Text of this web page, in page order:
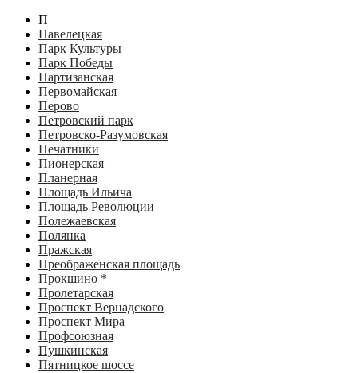
П
Павелецкая
Парк Культуры
Парк Победы
Партизанская
Первомайская
Перово
Петровский парк
Петровско-Разумовская
Печатники
Пионерская
Планерная
Площадь Ильича
Площадь Революции
Полежаевская
Полянка
Пражская
Преображенская площадь
Прокшино *
Пролетарская
Проспект Вернадского
Проспект Мира
Профсоюзная
Пушкинская
Пятницкое шоссе